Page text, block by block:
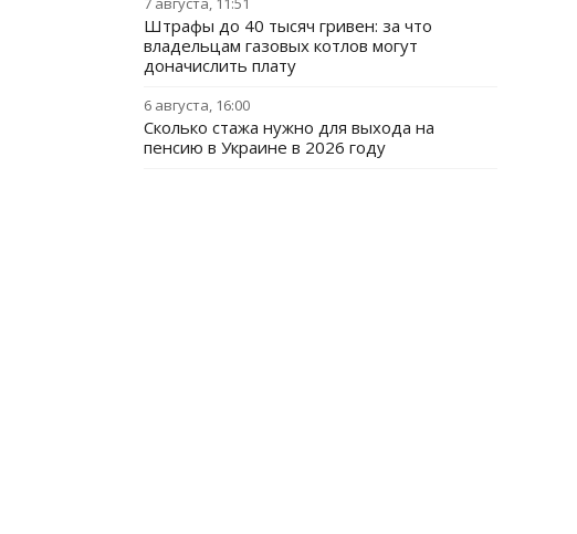
Штрафы до 40 тысяч гривен: за что
владельцам газовых котлов могут
доначислить плату
6 августа, 16:00
Сколько стажа нужно для выхода на
пенсию в Украине в 2026 году